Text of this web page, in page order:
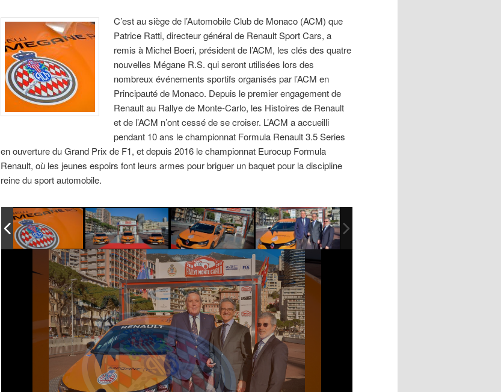
C’est au siège de l’Automobile Club de Monaco (ACM) que
Patrice Ratti, directeur général de Renault Sport Cars, a
remis à Michel Boeri, président de l’ACM, les clés des quatre
nouvelles Mégane R.S. qui seront utilisées lors des
nombreux événements sportifs organisés par l’ACM en
Principauté de Monaco. Depuis le premier engagement de
Renault au Rallye de Monte-Carlo, les Histoires de Renault
et de l’ACM n’ont cessé de se croiser. L’ACM a accueilli
pendant 10 ans le championnat Formula Renault 3.5 Series
en ouverture du Grand Prix de F1, et depuis 2016 le championnat Eurocup Formula
Renault, où les jeunes espoirs font leurs armes pour briguer un baquet pour la discipline
reine du sport automobile.